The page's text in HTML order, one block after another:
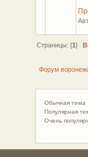
Страницы: [1]
Форум
Обычная тема
Популярная
Очень